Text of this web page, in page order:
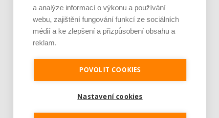
Je jen pro sportovce, přiberu po něm a ve
stravě ho mám dostatek. Znáte nejčastějš [...]
Pojem protein již nějakou dobu rezonuje
se o ně...
a analýze informací o výkonu a používání
webu, zajištění fungování funkcí ze sociálních
médií a ke zlepšení a přizpůsobení obsahu a
reklam.
POVOLIT COOKIES
Nastavení cookies